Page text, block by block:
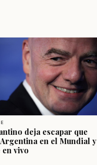
deja escapar que
en el Mundial y
vivo